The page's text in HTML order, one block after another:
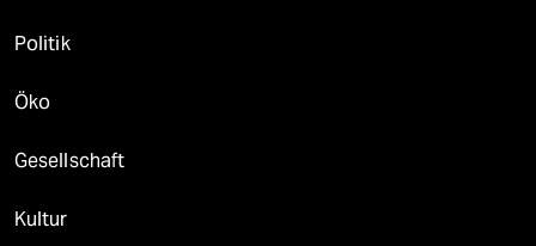
Politik
Öko
Gesellschaft
Kultur